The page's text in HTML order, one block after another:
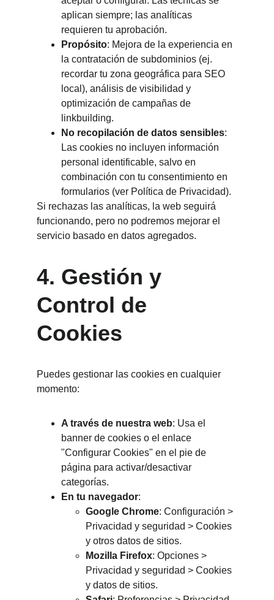
aplican siempre; las analíticas
requieren tu aprobación.
Propósito: Mejora de la experiencia en
la contratación de subdominios (ej.
recordar tu zona geográfica para SEO
local), análisis de visibilidad y
optimización de campañas de
linkbuilding.
No recopilación de datos sensibles:
Las cookies no incluyen información
personal identificable, salvo en
combinación con tu consentimiento en
formularios (ver Política de Privacidad).
Si rechazas las analíticas, la web seguirá
funcionando, pero no podremos mejorar el
servicio basado en datos agregados.
4. Gestión y
Control de
Cookies
Puedes gestionar las cookies en cualquier
momento:
A través de nuestra web: Usa el
banner de cookies o el enlace
"Configurar Cookies" en el pie de
página para activar/desactivar
categorías.
En tu navegador:
Google Chrome: Configuración >
Privacidad y seguridad > Cookies
y otros datos de sitios.
Mozilla Firefox: Opciones >
Privacidad y seguridad > Cookies
y datos de sitios.